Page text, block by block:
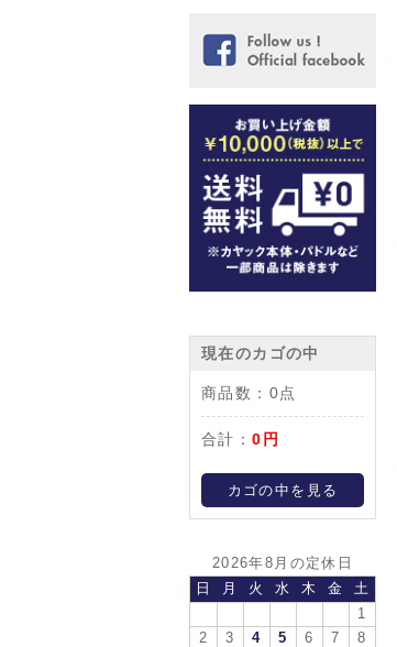
現在のカゴの中
商品数： 0点
合計：0円
カゴの中を見る
2026年8月の定休日
日
月 火 水 木 金
土
1
2
3 4 5 6 7
8